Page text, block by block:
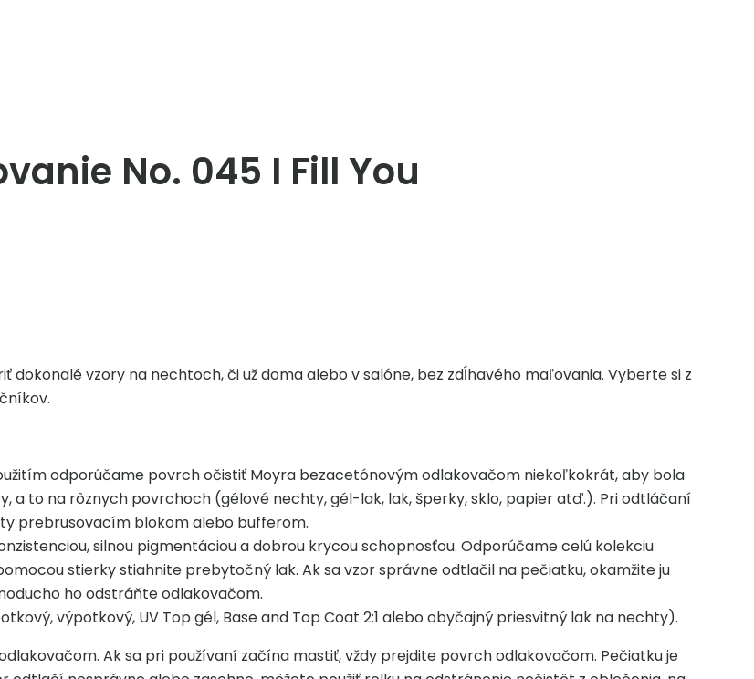
No. 045 I Fill You
vzory na nechtoch, či už doma alebo v salóne, bez zdĺhavého maľovania. Vyberte si z
odporúčame povrch očistiť Moyra bezacetónovým odlakovačom niekoľkokrát, aby bola
a to na rôznych povrchoch (gélové nechty, gél-lak, lak, šperky, sklo, papier atď.). Pri odtláčaní
prebrusovacím blokom alebo bufferom.
silnou pigmentáciou a dobrou krycou schopnosťou. Odporúčame celú kolekciu
stierky stiahnite prebytočný lak. Ak sa vzor správne odtlačil na pečiatku, okamžite ju
ho odstráňte odlakovačom.
výpotkový, UV Top gél, Base and Top Coat 2:1 alebo obyčajný priesvitný lak na nechty).
Ak sa pri používaní začína mastiť, vždy prejdite povrch odlakovačom. Pečiatku je